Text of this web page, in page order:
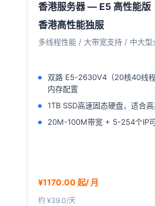
香港服务器 — E5 高性能版
香港高性能独服
多线程性能 / 大带宽支持 / 中大型
双路 E5-2630V4（20核40线
内存配置
1TB SSD高速固态硬盘，适合
20M-100M带宽 + 5-254个IP
¥1170.00 起/ 月
约 ¥39.0/天